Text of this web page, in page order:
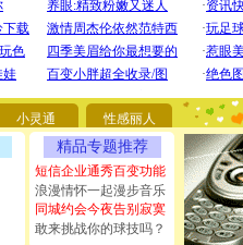
小灵通 性感丽人
精品专题推荐
短信企业通秀百变功能
浪漫情怀一起漫步音乐
同城约会今夜告别寂寞
敢来挑战你的球技吗？
[圣诞节]
要平安！
[圣诞节]
能正大光
都要快乐
[圣诞节]
如意,快
[元旦]看
断电。爱